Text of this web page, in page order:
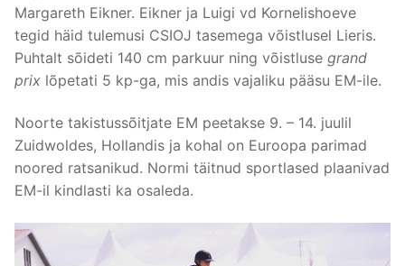
Margareth Eikner. Eikner ja Luigi vd Kornelishoeve
tegid häid tulemusi CSIOJ tasemega võistlusel Lieris.
Puhtalt sõideti 140 cm parkuur ning võistluse grand
prix lõpetati 5 kp-ga, mis andis vajaliku pääsu EM-ile.
Noorte takistussõitjate EM peetakse 9. – 14. juulil
Zuidwoldes, Hollandis ja kohal on Euroopa parimad
noored ratsanikud. Normi täitnud sportlased plaanivad
EM-il kindlasti ka osaleda.